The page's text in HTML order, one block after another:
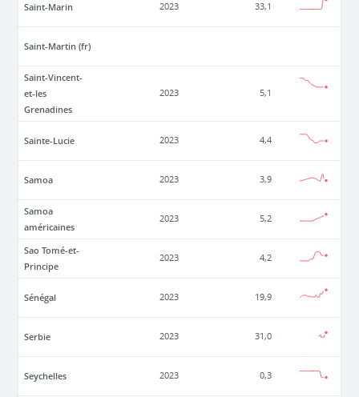
Saint-Marin 2023 33,1
Saint-Martin (fr)
Saint-Vincent-
et-les
Grenadines
2023 5,1
Sainte-Lucie 2023 4,4
Samoa 2023 3,9
Samoa
américaines
2023 5,2
Sao Tomé-et-
Principe
2023 4,2
Sénégal 2023 19,9
Serbie 2023 31,0
Seychelles 2023 0,3